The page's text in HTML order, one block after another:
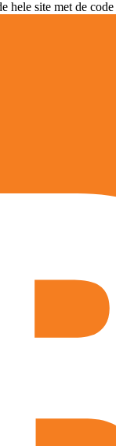
site met de code